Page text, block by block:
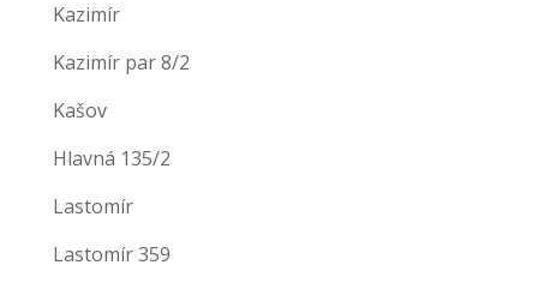
Kazimír
Kazimír par 8/2
Kašov
Hlavná 135/2
Lastomír
Lastomír 359